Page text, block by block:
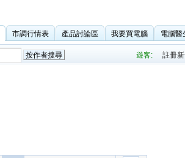
市調行情表 產品討論區 我要買電腦 電腦醫